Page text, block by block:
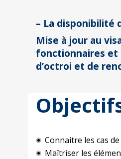
– La disponibilité
Mise à jour au
fonctionnaires et
d’octroi et de
Connaitre les cas
Maîtriser les